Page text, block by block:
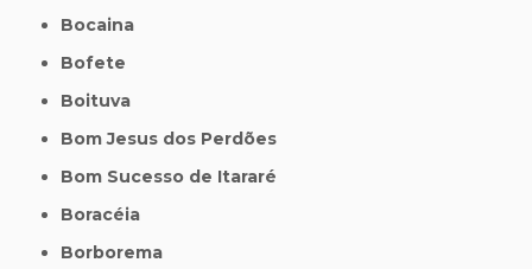
Bocaina
Bofete
Boituva
Bom Jesus dos Perdões
Bom Sucesso de Itararé
Boracéia
Borborema